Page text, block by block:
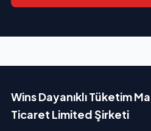
Wins Dayanıklı Tüketim
Ticaret Limited Şirketi